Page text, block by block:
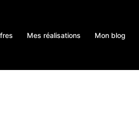
Mes réalisations Mon blog